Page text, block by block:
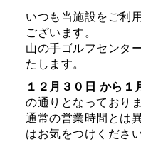
いつも当施設をご利
ございます。
山の手ゴルフセンタ
たします。
１２月３０日 から１
の通り となっておりま
通常の営業時間とは
はお気をつけください